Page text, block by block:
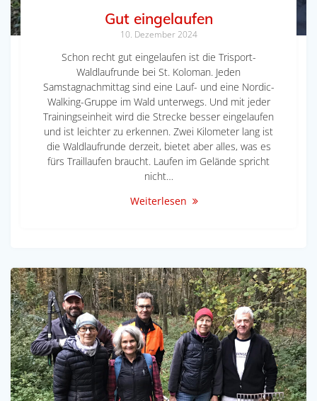
Gut eingelaufen
10. Dezember 2024
Schon recht gut eingelaufen ist die Trisport-
Waldlaufrunde bei St. Koloman. Jeden
Samstagnachmittag sind eine Lauf- und eine Nordic-
Walking-Gruppe im Wald unterwegs. Und mit jeder
Trainingseinheit wird die Strecke besser eingelaufen
und ist leichter zu erkennen. Zwei Kilometer lang ist
die Waldlaufrunde derzeit, bietet aber alles, was es
fürs Traillaufen braucht. Laufen im Gelände spricht
nicht…
Weiterlesen